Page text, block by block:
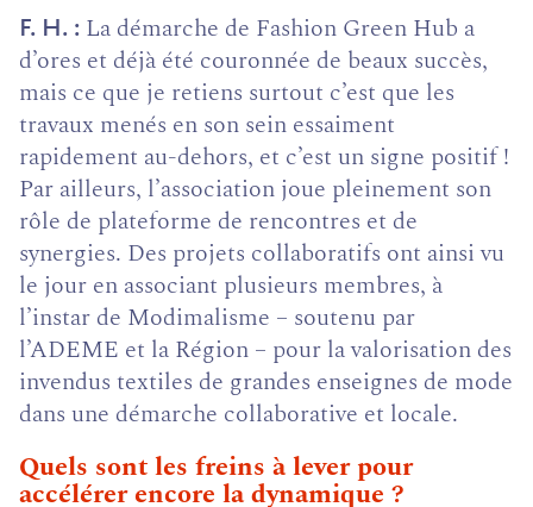
F. H.
La démarche de Fashion Green Hub a
d’ores et déjà été couronnée de beaux succès,
mais ce que je retiens surtout c’est que les
travaux menés en son sein essaiment
rapidement au-dehors, et c’est un signe po­sitif !
Par ailleurs, l’association joue pleinement son
rôle de plateforme de rencontres et de
synergies. Des pro­jets collaboratifs ont ainsi vu
le jour en associant plu­sieurs membres, à
l’instar de Modimalisme – soutenu par
l’ADEME et la Région – pour la valorisation des
in­vendus textiles de grandes enseignes de mode
dans une démarche collaborative et locale.
Quels sont les freins à lever pour
accélérer encore la dynamique ?